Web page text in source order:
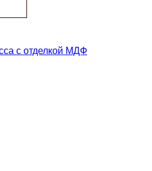
с отделкой МДФ